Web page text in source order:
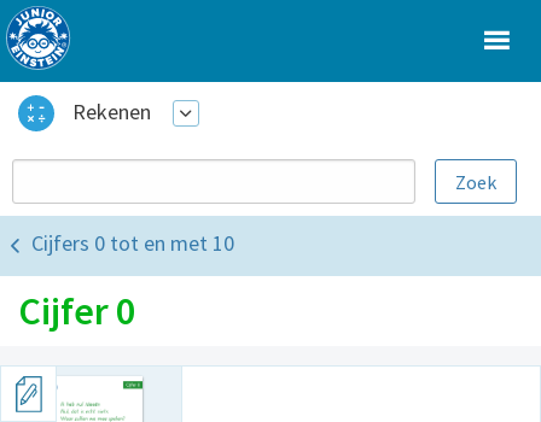
Rekenen
Cijfers 0 tot en met 10
Cijfer 0